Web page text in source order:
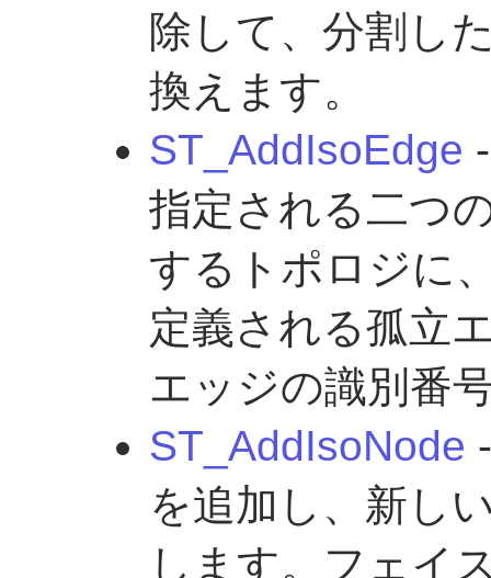
除して、分割し
換えます。
ST_AddIsoEdge
指定される二つ
するトポロジに
定義される孤立
エッジの識別番
ST_AddIsoNode
を追加し、新し
します。フェイ